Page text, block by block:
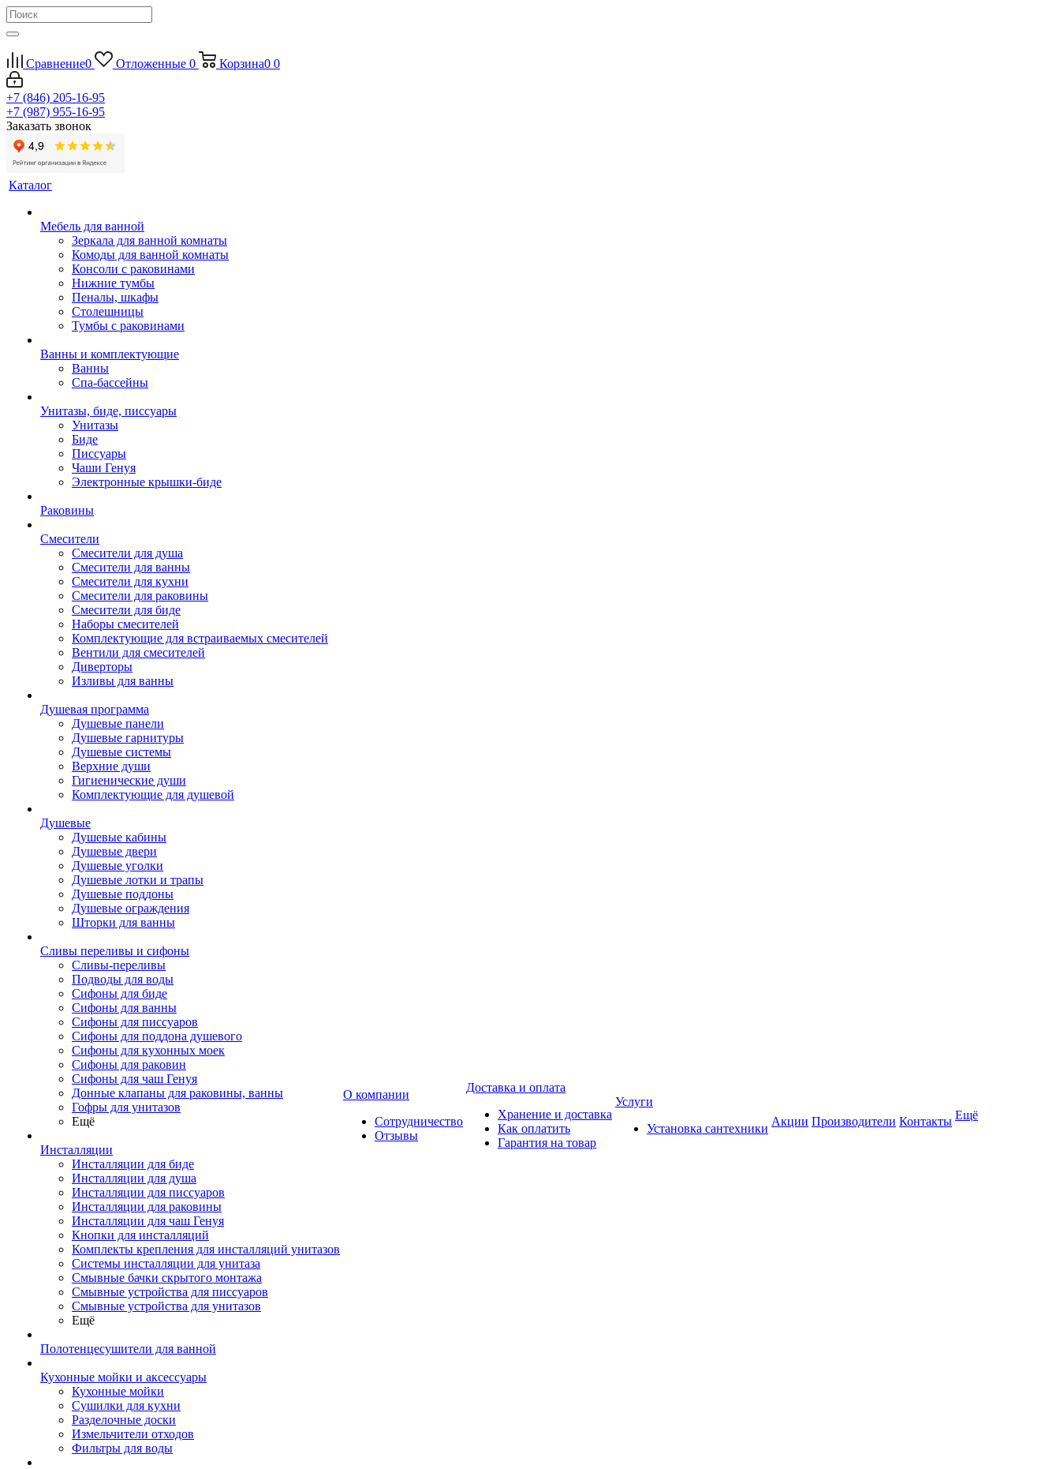
Сравнение0 Отложенные 0 Корзина0 0
+7 (846) 205-16-95
+7 (987) 955-16-95
Заказать звонок
Каталог
Мебель для ванной
Зеркала для ванной комнаты
Комоды для ванной комнаты
Консоли с раковинами
Нижние тумбы
Пеналы, шкафы
Столешницы
Тумбы с раковинами
Ванны и комплектующие
Ванны
Спа-бассейны
Унитазы, биде, писсуары
Унитазы
Биде
Писсуары
Чаши Генуя
Электронные крышки-биде
Раковины
Смесители
Смесители для душа
Смесители для ванны
Смесители для кухни
Смесители для раковины
Смесители для биде
Наборы смесителей
Комплектующие для встраиваемых смесителей
Вентили для смесителей
Диверторы
Изливы для ванны
Душевая программа
Душевые панели
Душевые гарнитуры
Душевые системы
Верхние души
Гигиенические души
Комплектующие для душевой
Душевые
Душевые кабины
Душевые двери
Душевые уголки
Душевые лотки и трапы
Душевые поддоны
Душевые ограждения
Шторки для ванны
Сливы переливы и сифоны
Сливы-переливы
Подводы для воды
Сифоны для биде
Сифоны для ванны
Сифоны для писсуаров
Сифоны для поддона душевого
Сифоны для кухонных моек
Сифоны для раковин
Сифоны для чаш Генуя
Донные клапаны для раковины, ванны
Гофры для унитазов
Ещё
Инсталляции
Инсталляции для биде
Инсталляции для душа
Инсталляции для писсуаров
Инсталляции для раковины
Инсталляции для чаш Генуя
Кнопки для инсталляций
Комплекты крепления для инсталляций унитазов
Системы инсталляции для унитаза
Смывные бачки скрытого монтажа
Смывные устройства для писсуаров
Смывные устройства для унитазов
Ещё
Полотенцесушители для ванной
Кухонные мойки и аксессуары
Кухонные мойки
Сушилки для кухни
Разделочные доски
Измельчители отходов
Фильтры для воды
О компании
Сотрудничество
Отзывы
Доставка и оплата
Хранение и доставка
Как оплатить
Гарантия на товар
Услуги
Установка сантехники
Акции Производители Контакты Ещё